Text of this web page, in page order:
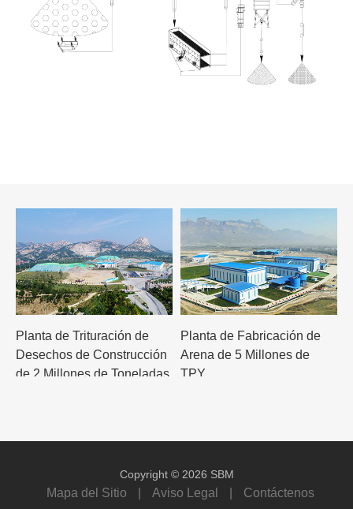
Planta de Trituración de
Desechos de Construcción
de 2 Millones de Toneladas
Planta de Fabricación de
Arena de 5 Millones de
TPY
Copyright © 2026 SBM
Mapa del Sitio Aviso Legal Contáctenos